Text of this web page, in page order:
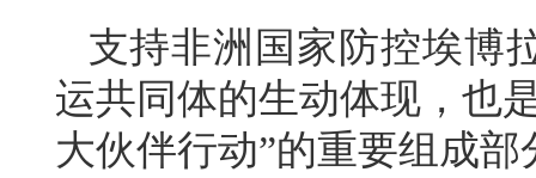
支持非洲国家防控埃博
运共同体的生动体现，也
大伙伴行动”的重要组成